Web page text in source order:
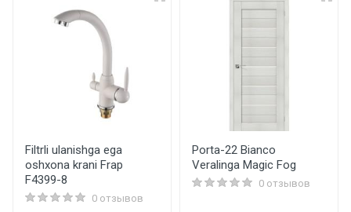
Filtrli ulanishga ega
oshxona krani Frap
F4399-8
0 отзывов
Porta-22 Bianco
Veralinga Magic Fog
0 отзывов